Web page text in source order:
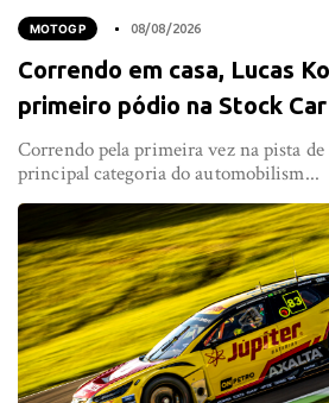
MOTOGP 08/08/2026
Correndo em casa, Lucas
primeiro pódio na Stock Car
Correndo pela primeira vez na pista de
principal categoria do automobilism...